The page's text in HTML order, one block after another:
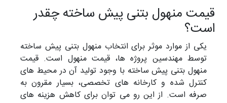
قیمت منهول بتنی پیش ساخته چقدر
است؟
یکی از موارد موثر برای انتخاب منهول بتنی پیش ساخته
توسط مهندسین پروژه ها، قیمت منهول است. قیمت
منهول بتنی پیش ساخته با وجود تولید آن در محیط های
کنترل شده و کارخانه های تخصصی، بسیار مقرون به
صرفه است. از این رو می توان برای کاهش هزینه های